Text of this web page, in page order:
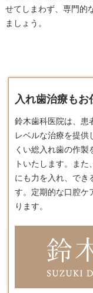
せてしまわず、専門的
ましょう。
入れ歯治療も
鈴木歯科医院は、患
レベルな治療を提供
くい総入れ歯の作製
トいたします。​ま
にも力を入れ、でき
す。​定期的な口腔ケ
ります。